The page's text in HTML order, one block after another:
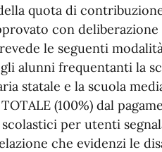
quota di
con
le seguenti
alunni frequentanti la
statale e la scuola
TOTALE (100%) dal
per utenti
che evidenzi le